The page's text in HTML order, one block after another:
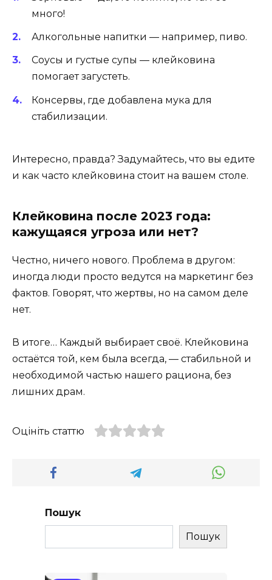
много!
Алкогольные напитки — например, пиво.
Соусы и густые супы — клейковина
помогает загустеть.
Консервы, где добавлена мука для
стабилизации.
Интересно, правда? Задумайтесь, что вы едите
и как часто клейковина стоит на вашем столе.
Клейковина после 2023 года:
кажущаяся угроза или нет?
Честно, ничего нового. Проблема в другом:
иногда люди просто ведутся на маркетинг без
фактов. Говорят, что жертвы, но на самом деле
нет.
В итоге… Каждый выбирает своё. Клейковина
остаётся той, кем была всегда, — стабильной и
необходимой частью нашего рациона, без
лишних драм.
Оцініть статтю
Пошук
Пошук